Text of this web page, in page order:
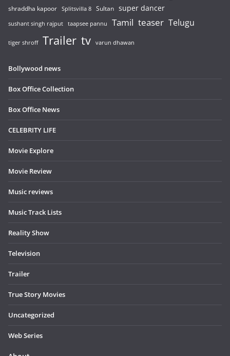
shraddha kapoor Splitsvilla 8 Sultan super dancer
sushant singh rajput taapsee pannu Tamil teaser Telugu
tiger shroff Trailer tv varun dhawan
Bollywood news
Box Office Collection
Box Office News
CELEBRITY LIFE
Movie Explore
Movie Review
Music reviews
Music Track Lists
Reality Show
Television
Trailer
True Story Movies
Uncategorized
Web Series